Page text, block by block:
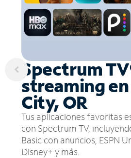
Spectrum
streaming en
City, OR
Tus aplicaciones favoritas
con Spectrum TV,
Basic con anuncios, ESPN
Disney+ y más.